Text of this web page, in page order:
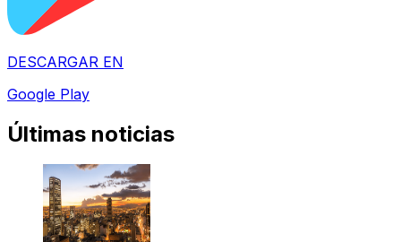
DESCARGAR EN
Google Play
Últimas noticias